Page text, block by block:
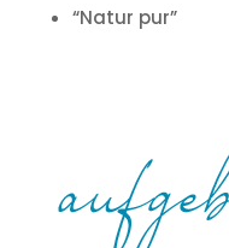
“Natur pur”